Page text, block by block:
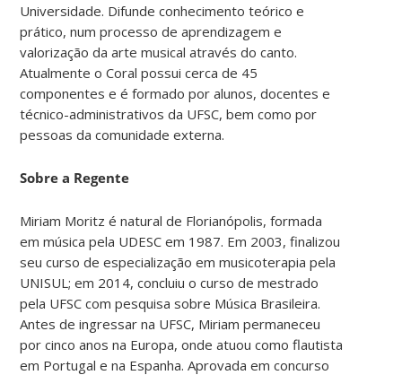
Universidade. Difunde conhecimento teórico e
prático, num processo de aprendizagem e
valorização da arte musical através do canto.
Atualmente o Coral possui cerca de 45
componentes e é formado por alunos, docentes e
técnico-administrativos da UFSC, bem como por
pessoas da comunidade externa.
Sobre a Regente
Miriam Moritz é natural de Florianópolis, formada
em música pela UDESC em 1987. Em 2003, finalizou
seu curso de especialização em musicoterapia pela
UNISUL; em 2014, concluiu o curso de mestrado
pela UFSC com pesquisa sobre Música Brasileira.
Antes de ingressar na UFSC, Miriam permaneceu
por cinco anos na Europa, onde atuou como flautista
em Portugal e na Espanha. Aprovada em concurso